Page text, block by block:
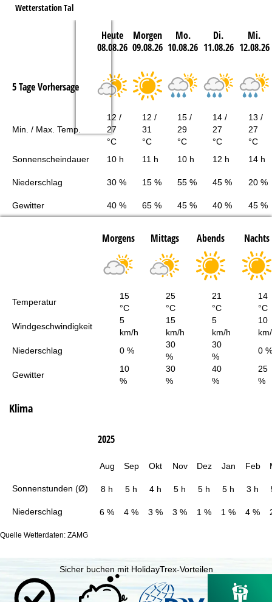
Wetterstation Tal
Heute
08.08.26
Morgen
09.08.26
Mo.
10.08.26
Di.
11.08.26
Mi.
12.08.26
5 Tage Vorhersage
Min. / Max. Temp.
12 /
27
°C
12 /
31
°C
15 /
29
°C
14 /
27
°C
13 /
27
°C
Sonnenscheindauer
10 h 11 h 10 h 12 h 14 h
Niederschlag 30 % 15 % 55 % 45 % 20 %
Gewitter 40 % 65 % 45 % 40 % 45 %
Morgens Mittags Abends Nachts
Temperatur
15
°C
25
°C
21
°C
14
°C
Windgeschwindigkeit
5
km/h
15
km/h
5
km/h
10
Niederschlag
0 %
30
%
30
%
0 %
Gewitter
10
%
30
%
40
%
25
%
Klima
Sonnenstunden (Ø)
Niederschlag
2025
Aug Sep Okt Nov Dez Jan Feb
8 h 5 h 4 h 5 h 5 h 5 h 3 h
6 % 4 % 3 % 3 % 1 % 1 % 4 %
Quelle Wetterdaten: ZAMG
Sicher buchen mit HolidayTrex-Vorteilen